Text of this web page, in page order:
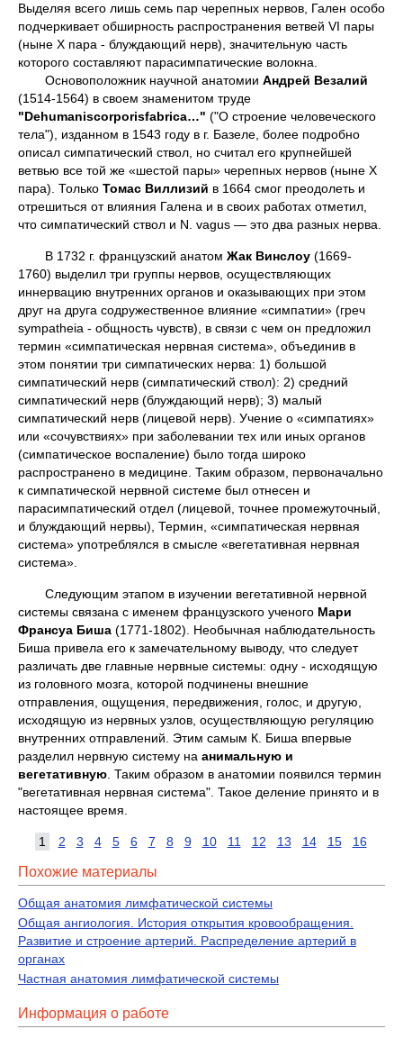
Выделяя всего лишь семь пар черепных нервов, Гален особо
подчеркивает обширность распространения ветвей VI пары
(ныне Х пара - блуждающий нерв), значительную часть
которого составляют парасимпатические волокна.
Основоположник научной анатомииАндрей Везалий
(1514-1564) в своем знаменитом труде
"Dehumaniscorporisfabrica…" ("О строение человеческого
тела"), изданном в 1543 году в г. Базеле, более подробно
описал симпатический ствол, но считал его крупнейшей
ветвью все той же «шестой пары» черепных нервов (ныне Х
пара). Только Томас Виллизий в 1664 смог преодолеть и
отрешиться от влияния Галена и в своих работах отметил,
что симпатический ствол и N. vagus — это два разных нерва.
В 1732 г. французский анатомЖак Винслоу (1669-
1760) выделил три группы нервов, осуществляющих
иннервацию внутренних органов и оказывающих при этом
друг на друга содружественное влияние «симпатии» (греч
sympatheia - общность чувств), в связи с чем он предложил
термин «симпатическая нервная система», объединив в
этом понятии три симпатических нерва: 1) большой
симпатический нерв (симпатический ствол): 2) средний
симпатический нерв (блуждающий нерв); 3) малый
симпатический нерв (лицевой нерв). Учение о «симпатиях»
или «сочувствиях» при заболевании тех или иных органов
(симпатическое воспаление) было тогда широко
распространено в медицине. Таким образом, первоначально
к симпатической нервной системе был отнесен и
парасимпатический отдел (лицевой, точнее промежуточный,
и блуждающий нервы), Термин, «симпатическая нервная
система» употреблялся в смысле «вегетативная нервная
система».
Следующим этапом в изучении вегетативной нервной
системы связана с именем французского ученого Мари
Франсуа Биша (1771-1802). Необычная наблюдательность
Биша привела его к замечательному выводу, что следует
различать две главные нервные системы: одну - исходящую
из головного мозга, которой подчинены внешние
отправления, ощущения, передвижения, голос, и другую,
исходящую из нервных узлов, осуществляющую регуляцию
внутренних отправлений. Этим самым К. Биша впервые
разделил нервную систему на анимальную и
вегетативную . Таким образом в анатомии появился термин
"вегетативная нервная система". Такое деление принято и в
настоящее время.
1 2 3 4 5 6 7 8 9 10 11 12 13 14 15 16
Похожие материалы
Общая анатомия лимфатической системы
Общая ангиология. История открытия кровообращения.
Развитие и строение артерий. Распределение артерий в
органах
Частная анатомия лимфатической системы
Информация о работе